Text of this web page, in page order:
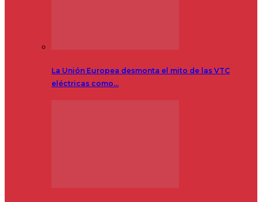
La Unión Europea desmonta el mito de las VTC
eléctricas como…